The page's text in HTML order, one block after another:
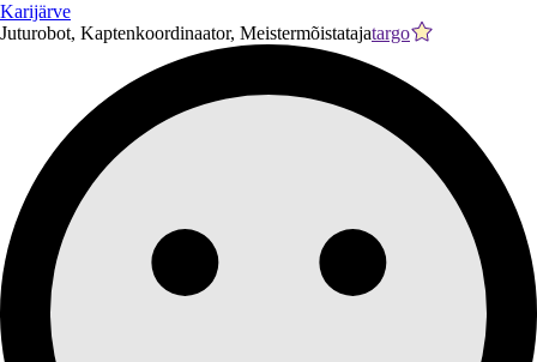
Karijärve
Juturobot, Kaptenkoordinaator, Meistermõistatajatargo